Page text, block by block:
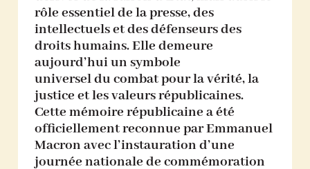
rôle essentiel de la presse, des
intellectuels et des défenseurs des
droits humains. Elle demeure
aujourd’hui un symbole
universel du combat pour la vérité, la
justice et les valeurs républicaines.
Cette mémoire républicaine a été
officiellement reconnue par Emmanuel
Macron avec l’instauration d’une
journée nationale de commémoration